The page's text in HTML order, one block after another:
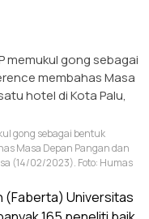
gong sebagai bentuk
Masa Depan Pangan dan
(14/02/2023). Foto: Humas
(Faberta) Universitas